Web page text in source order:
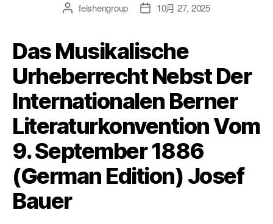
feishengroup 10月 27, 2025
Das Musikalische
Urheberrecht Nebst Der
Internationalen Berner
Literaturkonvention Vom
9. September 1886
(German Edition) Josef
Bauer